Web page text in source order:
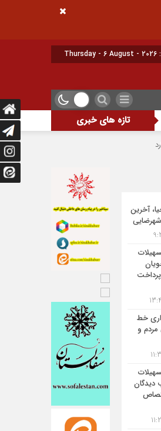
تازه های خبری
آخرین
خط
و
دیدگان